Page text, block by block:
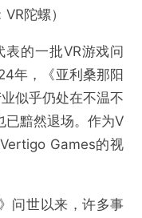
陀螺）
的一批VR游戏问
年，《亚利桑那阳
似乎仍处在不温不
已黯然退场。作为V
Games的视
问世以来，许多事